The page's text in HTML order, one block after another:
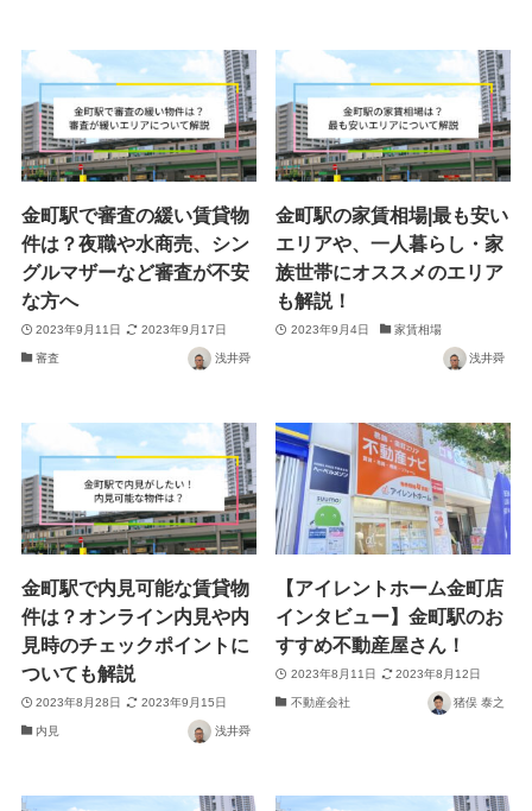
金町駅で審査の緩い賃貸物
件は？夜職や水商売、シン
グルマザーなど審査が不安
な方へ
2023年9月11日 2023年9月17日
審査 浅井舜
金町駅の家賃相場|最も安い
エリアや、一人暮らし・家
族世帯にオススメのエリア
も解説！
2023年9月4日 家賃相場
浅井舜
金町駅で内見可能な賃貸物
件は？オンライン内見や内
見時のチェックポイントに
ついても解説
2023年8月28日 2023年9月15日
内見 浅井舜
【アイレントホーム金町店
インタビュー】金町駅のお
すすめ不動産屋さん！
2023年8月11日 2023年8月12日
不動産会社 猪俣 泰之